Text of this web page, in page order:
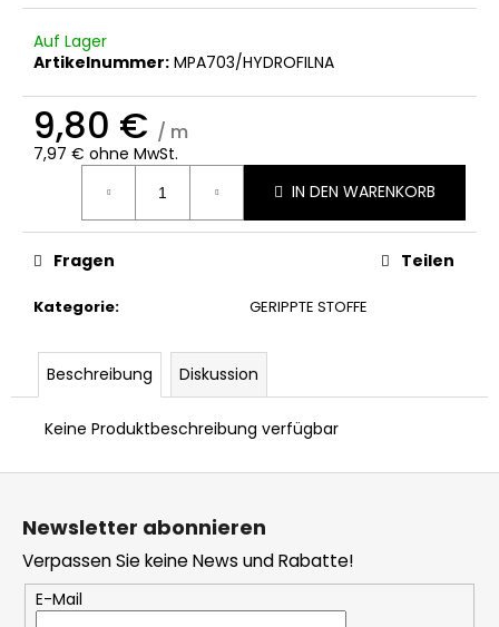
Auf Lager
Artikelnummer: MPA703/HYDROFILNA
9,80 € / m
7,97 € ohne MwSt.
Verkaufspreis:
IN DEN WARENKORB
Kategorie: GERIPPTE STOFFE
Fragen Teilen
Beschreibung Diskussion
Keine Produktbeschreibung verfügbar
F
Newsletter abonnieren
Verpassen Sie keine News und Rabatte!
E-Mail